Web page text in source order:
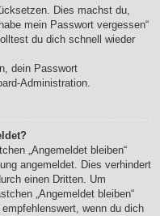
Dies machst du,
mein Passwort vergessen“
du dich schnell wieder
dein Passwort
Administration.
„Angemeldet bleiben“
angemeldet. Dies verhindert
einen Dritten. Um
„Angemeldet bleiben“
wenn du dich